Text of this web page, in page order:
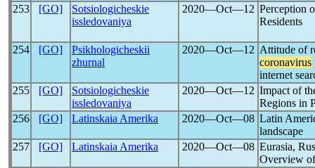
253 [GO]
Sotsiologicheskie
issledovaniya
2020―Oct―12 Perception
Residents
254 [GO]
Psikhologicheskii
zhurnal
2020―Oct―12 Attitude of
coronavirus
internet
255
[GO]
Sotsiologicheskie
issledovaniya
2020―Oct―12 Impact of
Regions in
256
[GO] Latinskaia Amerika 2020―Oct―08 Latin
landscape
257
[GO] Latinskaia Amerika 2020―Oct―08 Eurasia,
Overview